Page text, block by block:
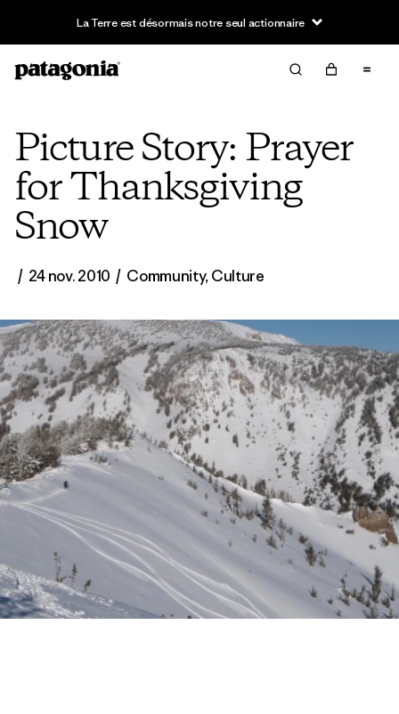
La Terre est désormais notre seul actionnaire
Picture Story: Prayer
for Thanksgiving
Snow
/ 24 nov. 2010 / Community,Culture